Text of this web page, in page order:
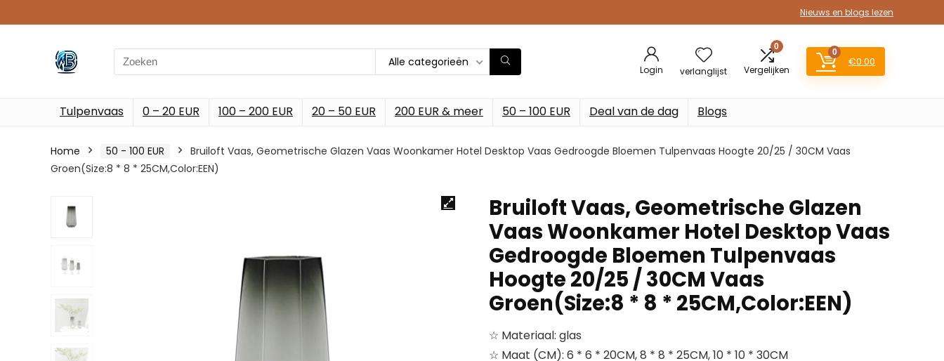
Nieuws en blogs lezen
Search
for:
Alle categorieën
Login verlanglijst
0
Vergelijken
0
€0.00
Tulpenvaas 0 – 20 EUR 100 – 200 EUR 20 – 50 EUR 200 EUR & meer 50 – 100 EUR Deal van de dag Blogs
Home 50 - 100 EUR
Bruiloft Vaas, Geometrische Glazen Vaas Woonkamer Hotel Desktop Vaas Gedroogde Bloemen Tulpenvaas Hoogte 20/25 / 30CM Vaas
Groen(Size:8 * 8 * 25CM,Color:EEN)
Bruiloft Vaas, Geometrische Glazen
Vaas Woonkamer Hotel Desktop Vaas
Gedroogde Bloemen Tulpenvaas
Hoogte 20/25 / 30CM Vaas
Groen(Size:8 * 8 * 25CM,Color:EEN)
☆ Materiaal: glas
☆ Maat (CM): 6 * 6 * 20CM, 8 * 8 * 25CM, 10 * 10 * 30CM